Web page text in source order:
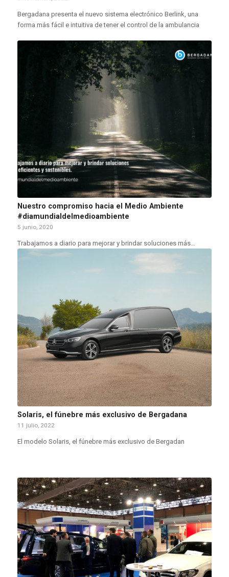
Bergadana presenta el nuevo sistema electrónico Berlink, una
forma más fácil e intuitiva de tener el control de la ambulancia
Nuestro compromiso hacia el Medio Ambiente
#diamundialdelmedioambiente
5 junio, 2020
Trabajamos a diario para mejorar y brindar soluciones más…
Solaris, el fúnebre más exclusivo de Bergadana
11 julio, 2022
El modelo Solaris, el fúnebre más exclusivo de Bergadan